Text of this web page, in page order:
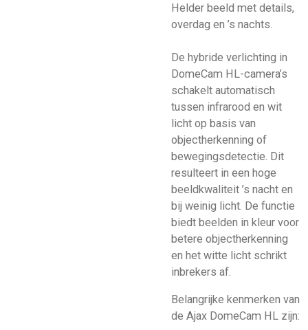
Helder beeld met details,
overdag en ’s nachts.
De hybride verlichting in
DomeCam HL-camera’s
schakelt automatisch
tussen infrarood en wit
licht op basis van
objectherkenning of
bewegingsdetectie. Dit
resulteert in een hoge
beeldkwaliteit ’s nacht en
bij weinig licht. De functie
biedt beelden in kleur voor
betere objectherkenning
en het witte licht schrikt
inbrekers af.
Belangrijke kenmerken van
de Ajax DomeCam HL zijn: